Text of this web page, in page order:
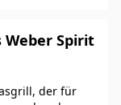
Weber Spirit
der für